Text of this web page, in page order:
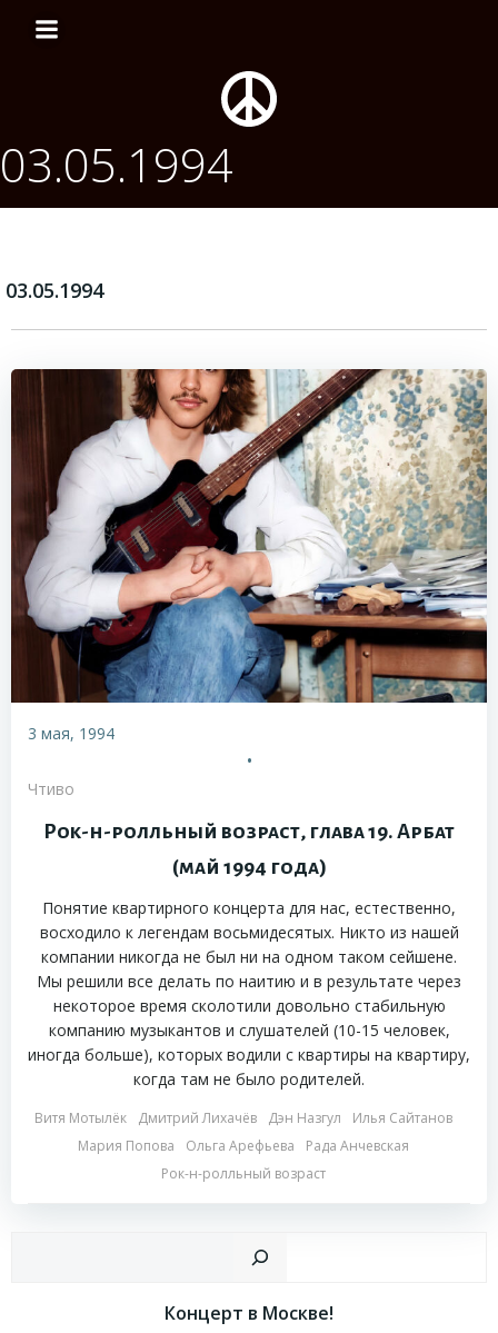
содержимому
03.05.1994
03.05.1994
3 мая, 1994
•
Чтиво
Рок-н-ролльный возраст, глава 19. Арбат
(май 1994 года)
Понятие квартирного концерта для нас, естественно,
восходило к легендам восьмидесятых. Никто из нашей
компании никогда не был ни на одном таком сейшене.
Мы решили все делать по наитию и в результате через
некоторое время сколотили довольно стабильную
компанию музыкантов и слушателей (10-15 человек,
иногда больше), которых водили с квартиры на квартиру,
когда там не было родителей.
Витя Мотылёк Дмитрий Лихачёв Дэн Назгул
Илья Сайтанов
Мария Попова
Ольга Арефьева
Рада Анчевская
Рок-н-ролльный возраст
Концерт в Москве!